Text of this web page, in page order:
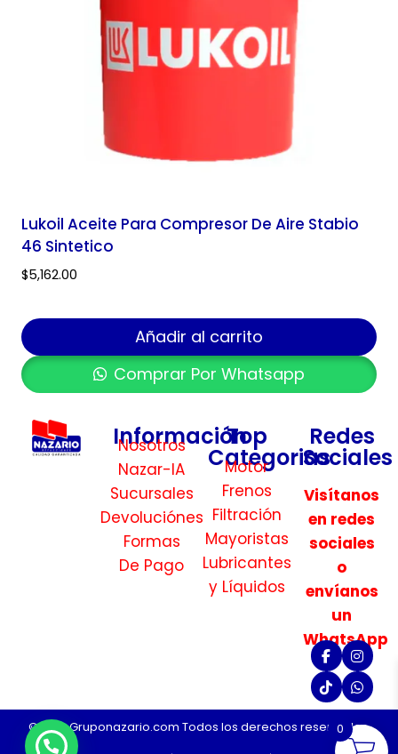
Lukoil Aceite Para Compresor De Aire Stabio
46 Sintetico
$5,162.00
Añadir al carrito
Comprar Por Whatsapp
Información
Nosotros
Nazar-IA
Sucursales
Devoluciónes
Formas
De Pago
Top
Categorias
Motor
Frenos
Filtración
Mayoristas
Lubricantes
y Líquidos
Redes
Sociales
Visítanos
en redes
sociales
o
envíanos
un
WhatsApp
©2026 Gruponazario.com Todos los derechos reservados.
0